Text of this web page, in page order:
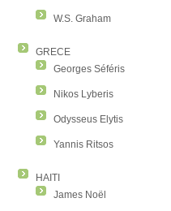
W.S. Graham
GRECE
Georges Séféris
Nikos Lyberis
Odysseus Elytis
Yannis Ritsos
HAITI
James Noël